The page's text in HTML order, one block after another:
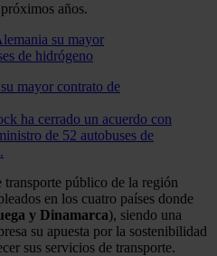
años.
mayor contrato de
ha cerrado un acuerdo con
de 52 autobuses de
público de la región
en los cuatro países donde
y Dinamarca), siendo una
su apuesta por la sostenibilidad
sus servicios de transporte.